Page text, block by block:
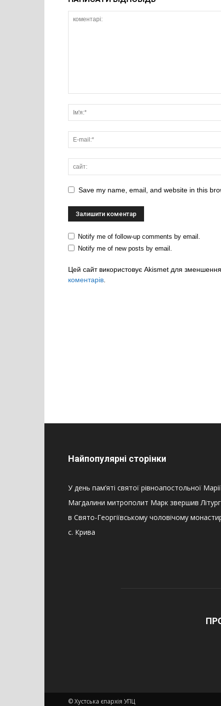
Save my name, email, and website in this
Notify me of follow-up comments by email.
Notify me of new posts by email.
Цей сайт використовує Akismet для
коментарів
Найпопулярні сторінки
У день пам’яті святої рівноапостольної Марії
Магдалини митрополит Марк звершив
в Свято-Георгіївському чоловічому
с. Крива
© Хустська єпархія УПЦ